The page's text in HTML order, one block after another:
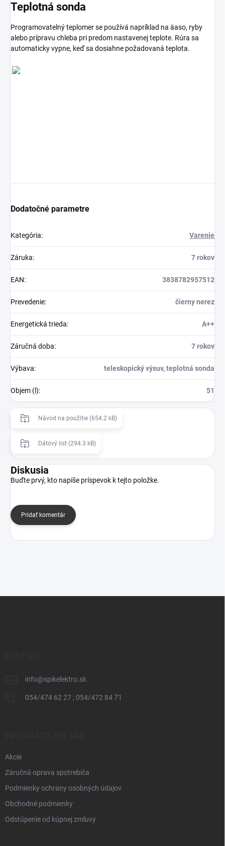
Teplotná sonda
Programovatelný teplomer se používá napríklad na äaso, ryby
alebo prípravu chleba pri predom nastavenej teplote. Rúra sa
automaticky vypne, keď sa dosiahne požadovaná teplota.
Dodatočné parametre
Kategória: Varenie
Záruka: 7 rokov
EAN: 3838782957512
Prevedenie: čierny nerez
Energetická trieda: A++
Záručná doba: 7 rokov
Výbava: teleskopický výsuv, teplotná sonda
Objem (l): 51
Návod na použitie (654.2 kB)
Dátový list (294.3 kB)
Diskusia
Buďte prvý, kto napíše príspevok k tejto položke.
Pridať komentár
info@spikelektro.sk
054/474 62 27 ; 054/472 84 71
Akcie
Záručná oprava spotrebiča
Podmienky ochrany osobných údajov
Obchodné podmienky
Odstúpenie od kúpnej zmluvy